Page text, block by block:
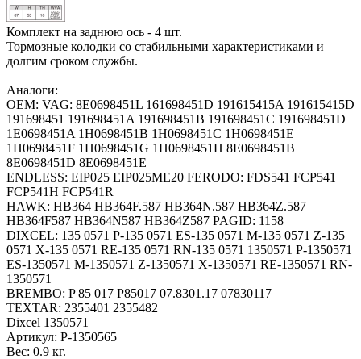
Комплект на заднюю ось - 4 шт.
Тормозные колодки со стабильными характеристиками и
долгим сроком службы.
Аналоги:
OEM: VAG: 8E0698451L 161698451D 191615415A 191615415D
191698451 191698451A 191698451B 191698451C 191698451D
1E0698451A 1H0698451B 1H0698451C 1H0698451E
1H0698451F 1H0698451G 1H0698451H 8E0698451B
8E0698451D 8E0698451E
ENDLESS: EIP025 EIP025ME20 FERODO: FDS541 FCP541
FCP541H FCP541R
HAWK: HB364 HB364F.587 HB364N.587 HB364Z.587
HB364F587 HB364N587 HB364Z587 PAGID: 1158
DIXCEL: 135 0571 P-135 0571 ES-135 0571 M-135 0571 Z-135
0571 X-135 0571 RE-135 0571 RN-135 0571 1350571 P-1350571
ES-1350571 M-1350571 Z-1350571 X-1350571 RE-1350571 RN-
1350571
BREMBO: P 85 017 P85017 07.8301.17 07830117
TEXTAR: 2355401 2355482
Dixcel 1350571
Артикул: P-1350565
Вес: 0.9 кг.